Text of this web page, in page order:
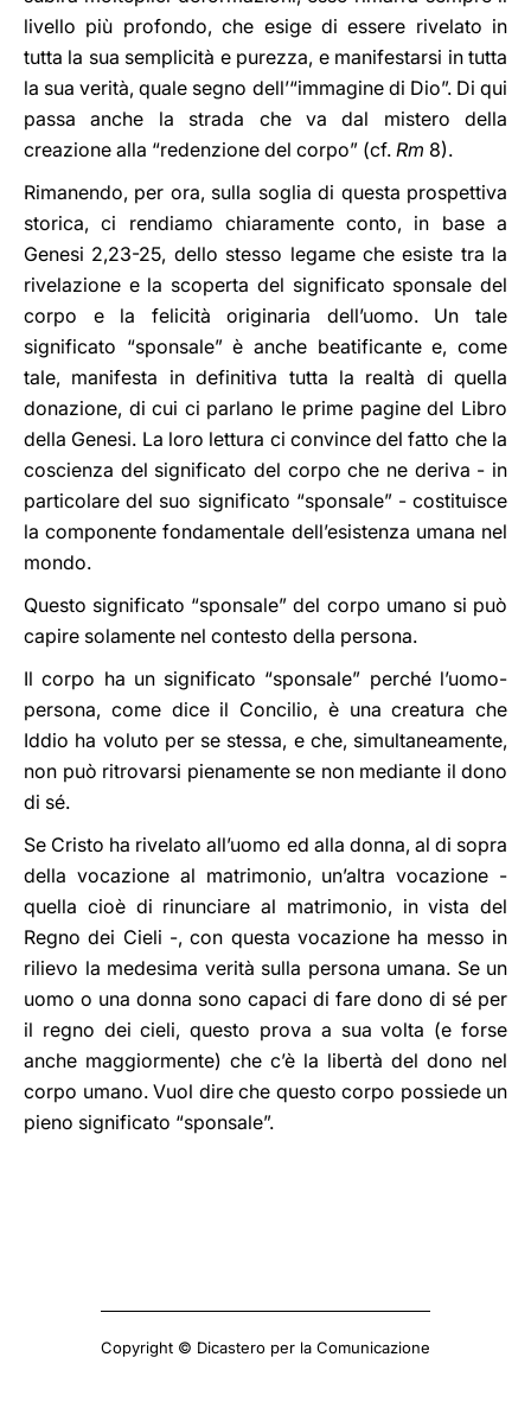
livello più profondo, che esige di essere rivelato in
tutta la sua semplicità e purezza, e manifestarsi in tutta
la sua verità, quale segno dell’“immagine di Dio”. Di qui
passa anche la strada che va dal mistero della
creazione alla “redenzione del corpo” (cf. Rm 8).
Rimanendo, per ora, sulla soglia di questa prospettiva
storica, ci rendiamo chiaramente conto, in base a
Genesi 2,23-25, dello stesso legame che esiste tra la
rivelazione e la scoperta del significato sponsale del
corpo e la felicità originaria dell’uomo. Un tale
significato “sponsale” è anche beatificante e, come
tale, manifesta in definitiva tutta la realtà di quella
donazione, di cui ci parlano le prime pagine del Libro
della Genesi. La loro lettura ci convince del fatto che la
coscienza del significato del corpo che ne deriva - in
particolare del suo significato “sponsale” - costituisce
la componente fondamentale dell’esistenza umana nel
mondo.
Questo significato “sponsale” del corpo umano si può
capire solamente nel contesto della persona.
Il corpo ha un significato “sponsale” perché l’uomo-
persona, come dice il Concilio, è una creatura che
Iddio ha voluto per se stessa, e che, simultaneamente,
non può ritrovarsi pienamente se non mediante il dono
di sé.
Se Cristo ha rivelato all’uomo ed alla donna, al di sopra
della vocazione al matrimonio, un’altra vocazione -
quella cioè di rinunciare al matrimonio, in vista del
Regno dei Cieli -, con questa vocazione ha messo in
rilievo la medesima verità sulla persona umana. Se un
uomo o una donna sono capaci di fare dono di sé per
il regno dei cieli, questo prova a sua volta (e forse
anche maggiormente) che c’è la libertà del dono nel
corpo umano. Vuol dire che questo corpo possiede un
pieno significato “sponsale”.
Copyright © Dicastero per la Comunicazione